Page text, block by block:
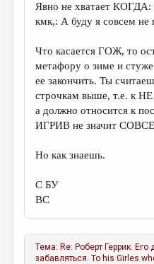
Явно не хватает КОГДА:
кмк,: А буду я совсем не
Что касается ГОЖ, то
метафору о зиме и
ее закончить. Ты
строчкам выше, т.е. к
а должно относится к
ИГРИВ не значит
Но как знаешь.
С БУ
ВС
Тема: Re: Роберт Геррик.
забавляться. To his Girles